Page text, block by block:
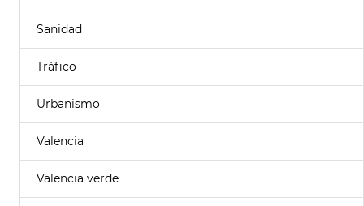
Sanidad
Tráfico
Urbanismo
Valencia
Valencia verde